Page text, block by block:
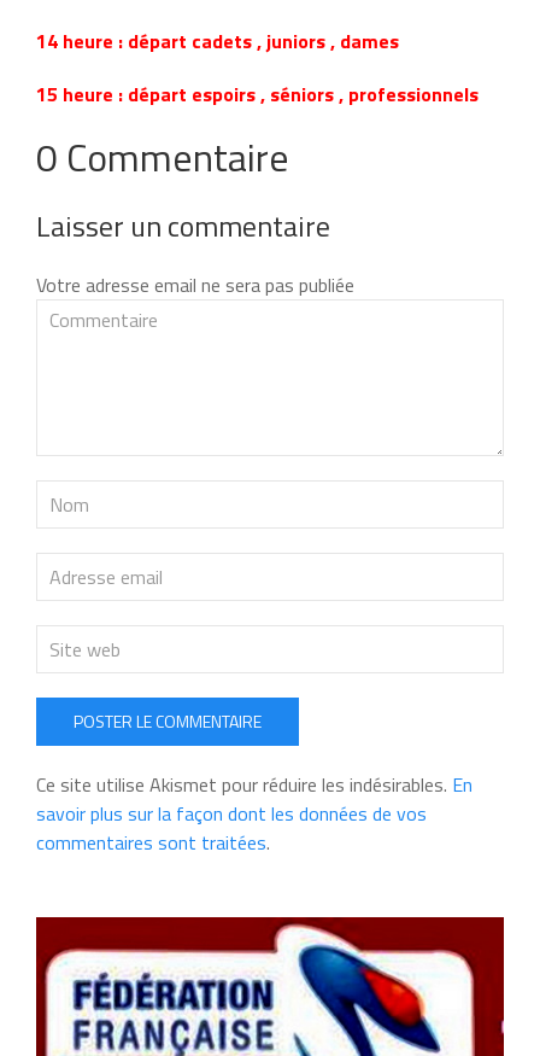
14 heure : départ cadets , juniors , dames
15 heure : départ espoirs , séniors , professionnels
0 Commentaire
Laisser un commentaire
Votre adresse email ne sera pas publiée
POSTER LE COMMENTAIRE
Ce site utilise Akismet pour réduire les indésirables. En
savoir plus sur la façon dont les données de vos
commentaires sont traitées.